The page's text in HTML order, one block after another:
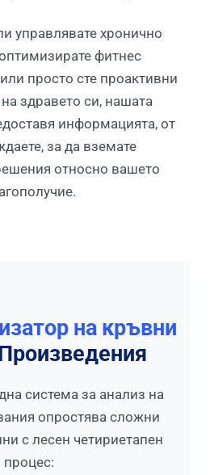
управлявате хронично
фитнес
просто сте проактивни
здравето си, нашата
информацията, от
за да вземате
относно вашето
на кръвни
система за анализ на
опростява сложни
с лесен четириетапен
процес: